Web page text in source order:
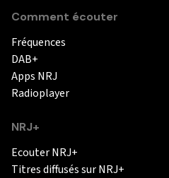
Comment écouter
Fréquences
DAB+
Apps NRJ
Radioplayer
NRJ+
Ecouter NRJ+
Titres diffusés sur NRJ+